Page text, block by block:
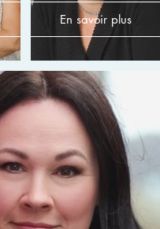
En savoir plus